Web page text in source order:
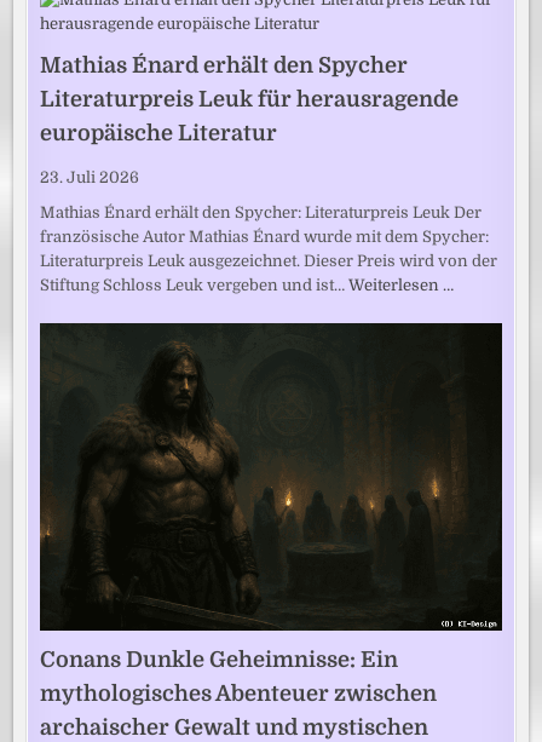
Mathias Énard erhält den Spycher
Literaturpreis Leuk für herausragende
europäische Literatur
23. Juli 2026
Mathias Énard erhält den Spycher: Literaturpreis Leuk Der
französische Autor Mathias Énard wurde mit dem Spycher:
Literaturpreis Leuk ausgezeichnet. Dieser Preis wird von der
Stiftung Schloss Leuk vergeben und ist…Weiterlesen …
Conans Dunkle Geheimnisse: Ein
mythologisches Abenteuer zwischen
archaischer Gewalt und mystischen